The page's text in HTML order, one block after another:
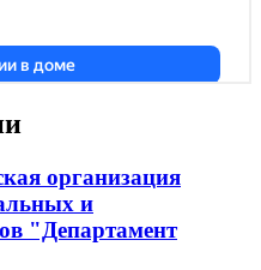
организация
и
"Департамент